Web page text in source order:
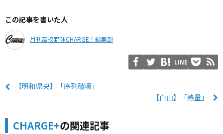
この記事を書いた人
月刊高校野球CHARGE！編集部
LINE
【明和県央】「序列破壊」
【白山】「熱量」
CHARGE+の関連記事